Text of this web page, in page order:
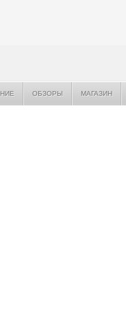
ОБЗОРЫ МАГАЗИН